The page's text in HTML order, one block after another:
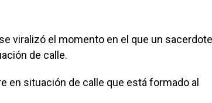
se viralizó el momento en el que un
de calle.
en situación de calle que está formado al